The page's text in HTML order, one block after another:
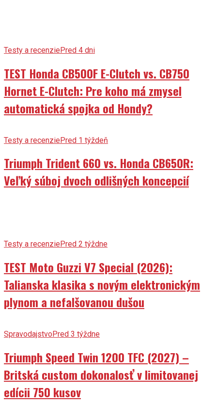
Testy a recenziePred 4 dni
TEST Honda CB500F E-Clutch vs. CB750
Hornet E-Clutch: Pre koho má zmysel
automatická spojka od Hondy?
Testy a recenziePred 1 týždeň
Triumph Trident 660 vs. Honda CB650R:
Veľký súboj dvoch odlišných koncepcií
Testy a recenziePred 2 týždne
TEST Moto Guzzi V7 Special (2026):
Talianska klasika s novým elektronickým
plynom a nefalšovanou dušou
SpravodajstvoPred 3 týždne
Triumph Speed Twin 1200 TFC (2027) –
Britská custom dokonalosť v limitovanej
edícii 750 kusov